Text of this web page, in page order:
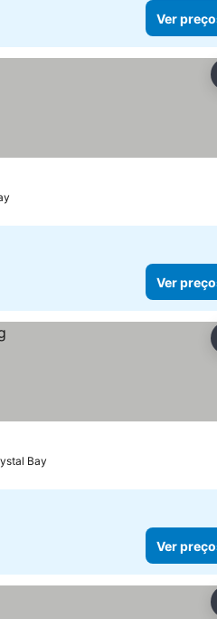
Ver
Ver
Bay
Ver